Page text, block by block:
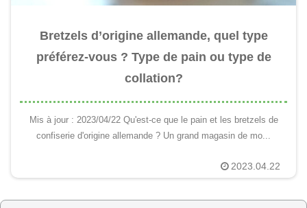
Bretzels d’origine allemande, quel type
préférez-vous ? Type de pain ou type de
collation?
Mis à jour : 2023/04/22 Qu'est-ce que le pain et les bretzels de
confiserie d'origine allemande ? Un grand magasin de mo...
2023.04.22